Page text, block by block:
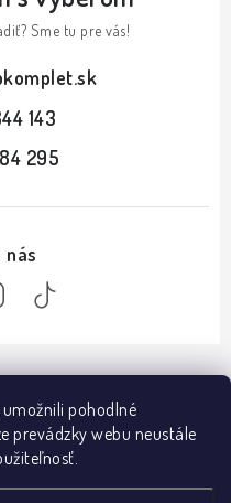
pohodlné
prevádzky webu neustále
Sme tu pre vás!
143
295